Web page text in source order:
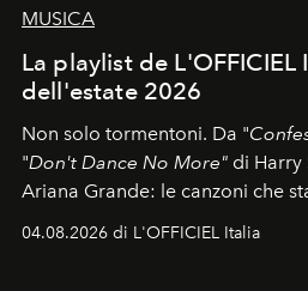
MUSICA
La playlist de
dell'estate 2026
Non solo tormentoni. Da "
"Don't Dance No More" di Harry
Ariana Grande: le canzoni che
colonna sonora della stagione.
04.08.2026 di L'OFFICIEL Italia